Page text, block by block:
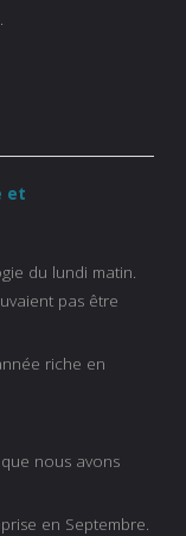
.
et
du lundi matin.
pas être
riche en
nous avons
en Septembre.